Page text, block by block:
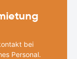
bei
Personal.